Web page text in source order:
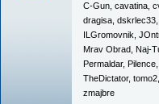
C-Gun cavatina
dragisa dskrlec33
ILGromovnik
Mrav Obrad Naj-
Permaldar, Pilence
TheDictator, tomo2
zmajbre